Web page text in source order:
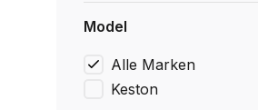
Model
Alle Marken
Keston